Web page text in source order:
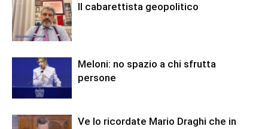
Il cabarettista geopolitico
Meloni: no spazio a chi sfrutta
persone
Ve lo ricordate Mario Draghi che in